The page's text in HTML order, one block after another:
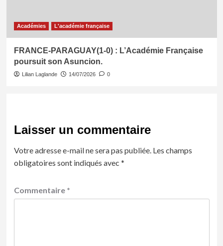
Académies L'académie française
FRANCE-PARAGUAY(1-0) : L’Académie Française
poursuit son Asuncion.
Lilian Laglande 14/07/2026 0
Laisser un commentaire
Votre adresse e-mail ne sera pas publiée. Les champs
obligatoires sont indiqués avec *
Commentaire *